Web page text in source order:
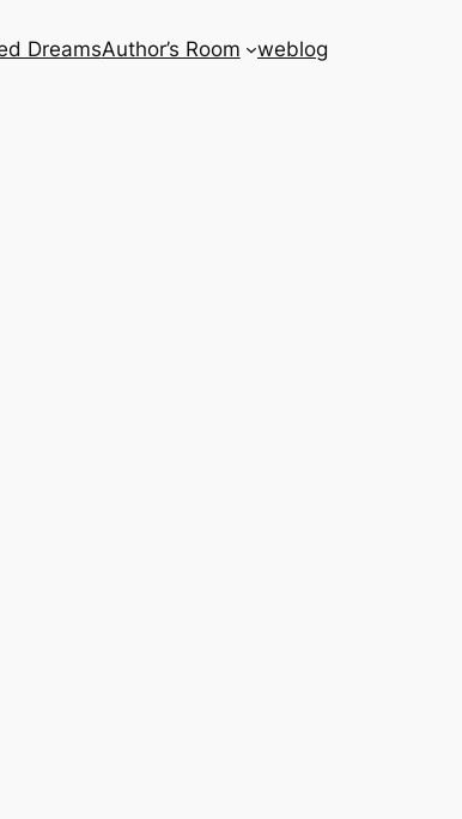
DreamsAuthor’s Room weblog